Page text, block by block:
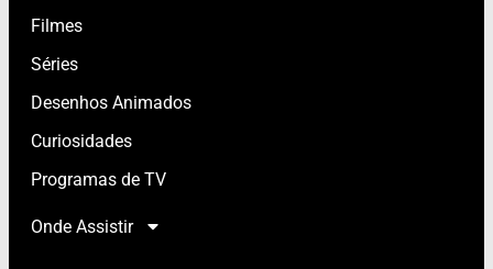
Filmes
Séries
Desenhos Animados
Curiosidades
Programas de TV
Onde Assistir